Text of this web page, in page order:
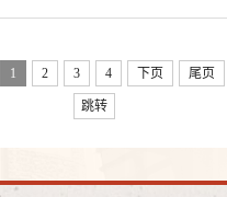
1 2 3 4 下页 尾页
跳转